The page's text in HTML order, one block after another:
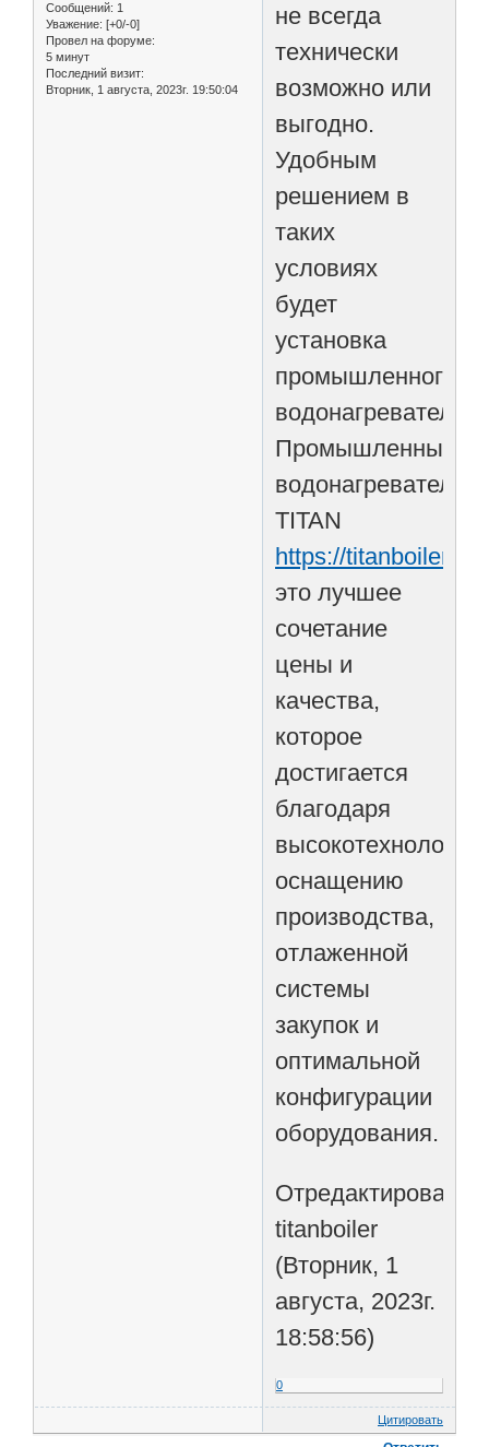
Сообщений: 1
Уважение: [+0/-0]
Провел на форуме:
5 минут
Последний визит:
Вторник, 1 августа, 2023г. 19:50:04
не всегда
технически
возможно или
выгодно.
Удобным
решением в
таких
условиях
будет
установка
промышленного
водонагревателя.
Промышленные
водонагреватели
TITAN
https://titanboiler.ru
это лучшее
сочетание
цены и
качества,
которое
достигается
благодаря
оснащению
производства,
отлаженной
системы
закупок и
оптимальной
конфигурации
оборудования.
Отредактировано
titanboiler
(Вторник, 1
августа, 2023г.
18:58:56)
0
Цитировать